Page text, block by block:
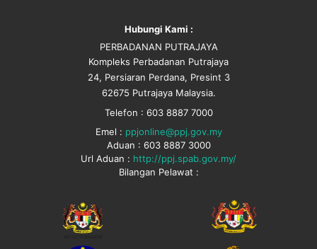
Hubungi Kami :
PERBADANAN PUTRAJAYA
Kompleks Perbadanan Putrajaya
24, Persiaran Perdana, Presint 3
62675 Putrajaya Malaysia.
Telefon : 603 8887 7000
Emel : ppjonline@ppj.gov.my
Aduan : 603 8887 3000
Url Aduan : http://ppj.spab.gov.my/
Bilangan Pelawat :